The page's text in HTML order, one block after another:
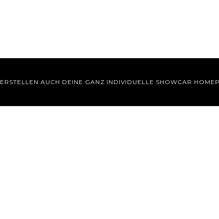
AUCH DEINE GANZ INDIVIDUELLE SHOWCAR